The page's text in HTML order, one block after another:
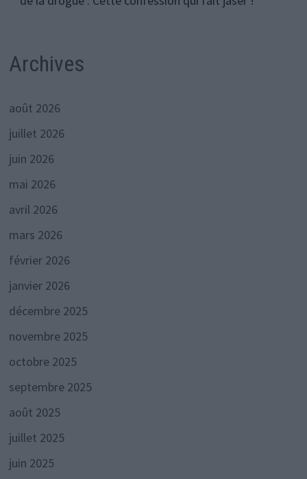
Archives
août 2026
juillet 2026
juin 2026
mai 2026
avril 2026
mars 2026
février 2026
janvier 2026
décembre 2025
novembre 2025
octobre 2025
septembre 2025
août 2025
juillet 2025
juin 2025